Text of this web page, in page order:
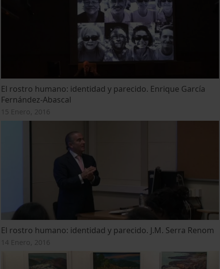
El rostro humano: identidad y parecido. Enrique García
Fernández-Abascal
15 Enero, 2016
El rostro humano: identidad y parecido. J.M. Serra Renom
14 Enero, 2016